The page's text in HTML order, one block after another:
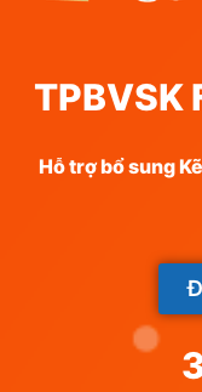
TPBVSK
Hỗ trợ bổ sung